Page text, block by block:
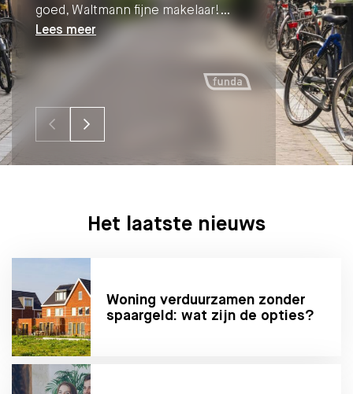
goed, Waltmann fijne makelaar!…
Lees meer
Het laatste nieuws
Woning verduurzamen zonder
spaargeld: wat zijn de opties?